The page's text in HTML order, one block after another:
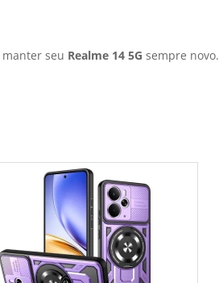
seu Realme 14 5G sempre novo.